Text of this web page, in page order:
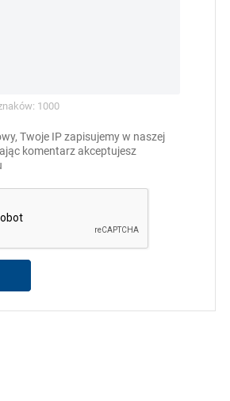
1000
Twoje IP zapisujemy w naszej
komentarz akceptujesz